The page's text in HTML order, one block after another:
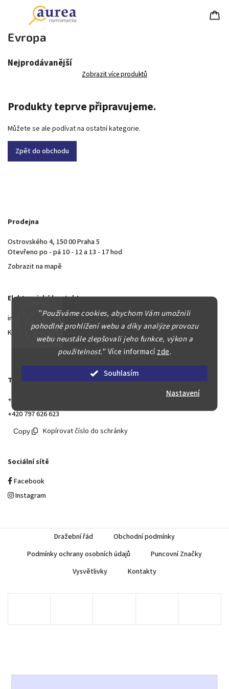
"Používáme cookies, abychom Vám umožnili
pohodlné prohlížení webu a díky analýze provozu
webu neustále zlepšovali jeho funkce, výkon a
použitelnost." Více informacízde.
Souhlasím
Nastavení
Evropa
Nejprodávanější
Zobrazit více produktů
Produkty teprve připravujeme.
Můžete se ale podívat na ostatní kategorie.
Zpět do obchodu
Prodejna
Ostrovského 4, 150 00 Praha 5
Otevřeno po - pá 10 - 12 a 13 - 17 hod
Zobrazit na mapě
Elektronický kontakt
info@aurea.cz
Kontaktní formulář
Kopírovat mail do schránky
Telefonický kontakt
+420 797 626 629
+420 797 626 623
Kopírovat číslo do schránky
Sociální sítě
Facebook
Instagram
Dražební řád
Obchodní podmínky
Podmínky ochrany osobních údajů
Puncovní Značky
Vysvětlivky
Kontakty